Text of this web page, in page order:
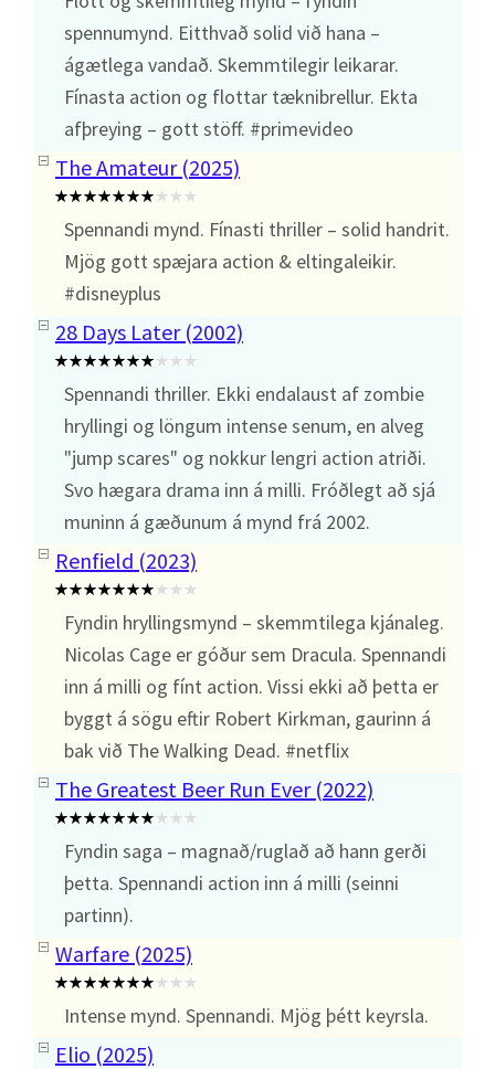
spennumynd. Eitthvað solid við hana –
ágætlega vandað. Skemmtilegir leikarar.
Fínasta action og flottar tæknibrellur. Ekta
afþreying – gott stöff. #primevideo
The Amateur (2025)
Spennandi mynd. Fínasti thriller – solid handrit.
Mjög gott spæjara action & eltingaleikir.
#disneyplus
28 Days Later (2002)
Spennandi thriller. Ekki endalaust af zombie
hryllingi og löngum intense senum, en alveg
"jump scares" og nokkur lengri action atriði.
Svo hægara drama inn á milli. Fróðlegt að sjá
muninn á gæðunum á mynd frá 2002.
Renfield (2023)
Fyndin hryllingsmynd – skemmtilega kjánaleg.
Nicolas Cage er góður sem Dracula. Spennandi
inn á milli og fínt action. Vissi ekki að þetta er
byggt á sögu eftir Robert Kirkman, gaurinn á
bak við The Walking Dead. #netflix
The Greatest Beer Run Ever (2022)
Fyndin saga – magnað/ruglað að hann gerði
þetta. Spennandi action inn á milli (seinni
partinn).
Warfare (2025)
Intense mynd. Spennandi. Mjög þétt keyrsla.
Elio (2025)